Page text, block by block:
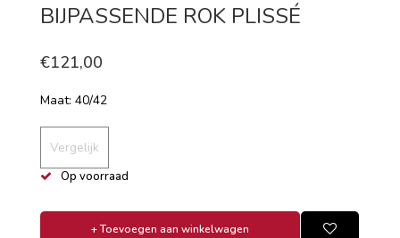
BIJPASSENDE ROK PLISSÉ
€121,00
Maat: 40/42
Vergelijk
Op voorraad
+ Toevoegen aan winkelwagen